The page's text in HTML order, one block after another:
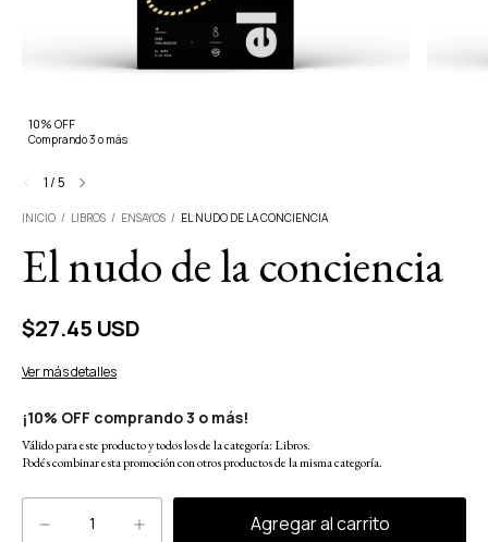
10% OFF
Comprando 3 o más
1/ 5
INICIO / LIBROS / ENSAYOS / EL NUDO DE LA CONCIENCIA
El nudo de la conciencia
$27.45 USD
Ver más detalles
¡10% OFF comprando 3 o más!
Válido para este producto y todos los de la categoría: Libros.
Podés combinar esta promoción con otros productos de la misma categoría.